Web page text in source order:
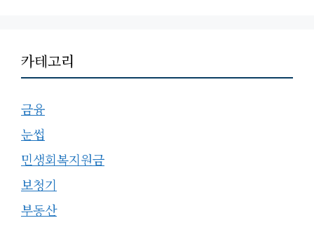
카테고리
금융
눈썹
민생회복지원금
보청기
부동산